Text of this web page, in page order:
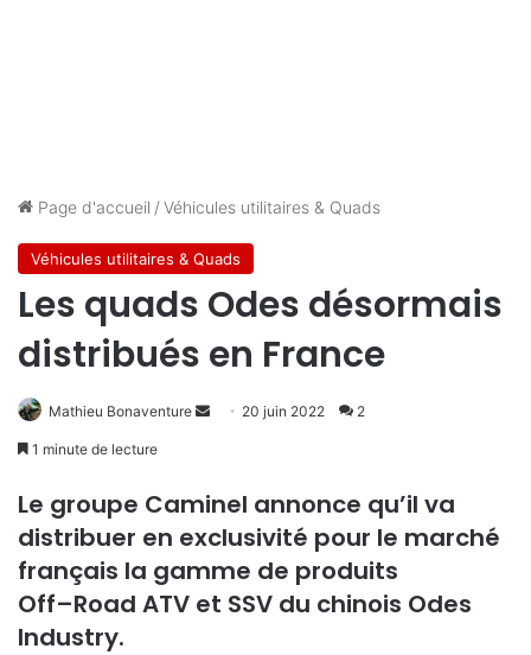
Page d'accueil /Véhicules utilitaires & Quads
Véhicules utilitaires & Quads
Les quads Odes désormais
distribués en France
Mathieu Bonaventure
Envoyer20 juin 2022 2
1 minute de lecture
Le groupe Caminel annonce qu’il va
distribuer en exclusivité pour le marché
français la gamme de produits
Off–Road ATV et SSV du chinois Odes
Industry.